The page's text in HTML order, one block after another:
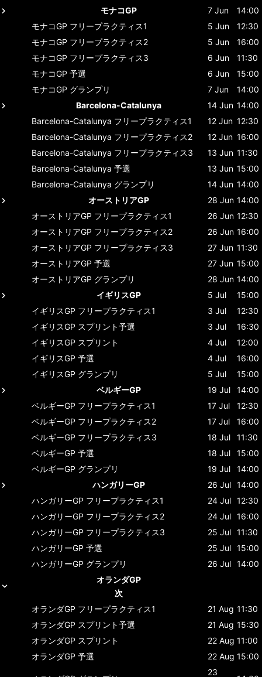
モナコGP 7 Jun
14:00
モナコGP フリープラクティス1 5 Jun
12:30
モナコGP フリープラクティス2 5 Jun
16:00
モナコGP フリープラクティス3 6 Jun
11:30
モナコGP 予選 6 Jun
15:00
モナコGP グランプリ 7 Jun
14:00
Barcelona-Catalunya
14 Jun 14:00
Barcelona-Catalunya フリープラクティス1 12 Jun 12:30
Barcelona-Catalunya フリープラクティス2 12 Jun 16:00
Barcelona-Catalunya フリープラクティス3 13 Jun 11:30
Barcelona-Catalunya 予選 13 Jun 15:00
Barcelona-Catalunya グランプリ 14 Jun 14:00
オーストリアGP
28 Jun 14:00
オーストリアGP フリープラクティス1 26 Jun 12:30
オーストリアGP フリープラクティス2 26 Jun 16:00
オーストリアGP フリープラクティス3 27 Jun 11:30
オーストリアGP 予選 27 Jun 15:00
オーストリアGP グランプリ 28 Jun 14:00
イギリスGP
5 Jul
15:00
イギリスGP フリープラクティス1 3 Jul
12:30
イギリスGP スプリント予選 3 Jul
16:30
イギリスGP スプリント 4 Jul
12:00
イギリスGP 予選 4 Jul
16:00
イギリスGP グランプリ 5 Jul
15:00
ベルギーGP
19 Jul
14:00
ベルギーGP フリープラクティス1 17 Jul
12:30
ベルギーGP フリープラクティス2 17 Jul
16:00
ベルギーGP フリープラクティス3 18 Jul
11:30
ベルギーGP 予選 18 Jul
15:00
ベルギーGP グランプリ 19 Jul
14:00
ハンガリーGP
26 Jul 14:00
ハンガリーGP フリープラクティス1 24 Jul 12:30
ハンガリーGP フリープラクティス2 24 Jul 16:00
ハンガリーGP フリープラクティス3 25 Jul 11:30
ハンガリーGP 予選 25 Jul 15:00
ハンガリーGP グランプリ 26 Jul 14:00
オランダGP
次
オランダGP フリープラクティス1 21 Aug 11:30
オランダGP スプリント予選 21 Aug 15:30
オランダGP スプリント 22 Aug 11:00
オランダGP 予選 22 Aug 15:00
23